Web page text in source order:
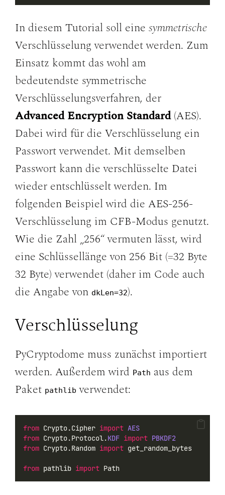
In diesem Tutorial soll eine symmetrische
Verschlüsselung verwendet werden. Zum
Einsatz kommt das wohl am
bedeutendste symmetrische
Verschlüsselungsverfahren, der
Advanced Encryption Standard(AES).
Dabei wird für die Verschlüsselung ein
Passwort verwendet. Mit demselben
Passwort kann die verschlüsselte Datei
wieder entschlüsselt werden. Im
folgenden Beispiel wird die AES-256-
Verschlüsselung im CFB-Modus genutzt.
Wie die Zahl „256“ vermuten lässt, wird
eine Schlüssellänge von 256 Bit (=32 Byte
32 Byte) verwendet (daher im Code auch
die Angabe von dkLen=32).
Verschlüsselung
PyCryptodome muss zunächst importiert
werden. Außerdem wird Path aus dem
Paket pathlib verwendet:
from Crypto.Cipher import AES
from Crypto.Protocol.KDF import PBKDF2
from Crypto.Random import get_random_bytes
from pathlib import Path